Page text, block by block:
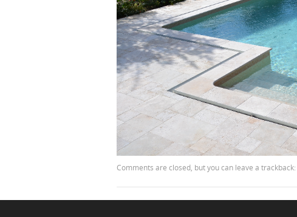
Comments are closed, but you can leave a trackback: